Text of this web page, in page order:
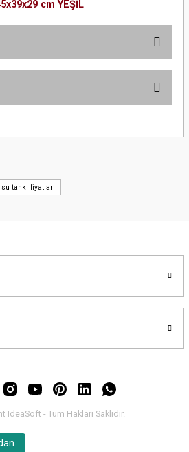
cm YEŞİL
öneri formunu kullanarak tarafımıza
veya görüntülenemiyor.
daha pahalı.
olmalı.
tankı fiyatları
IdeaSoft - Tüm Hakları Saklıdır.